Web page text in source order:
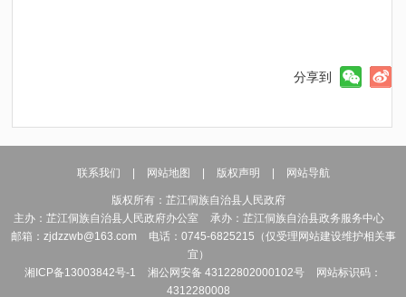
分享到
联系我们 网站地图 版权声明 网站导航
版权所有：芷江侗族自治县人民政府
主办：芷江侗族自治县人民政府办公室
承办：芷江侗族自治县政务服务中心
邮箱：zjdzzwb@163.com
电话：0745-6825215（仅受理网站建设维护相关事
宜）
湘ICP备13003842号-1
湘公网安备 43122802000102号
网站标识码：
4312280008